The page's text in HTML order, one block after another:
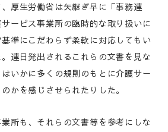
厚生労働省は矢継ぎ早に「事務連
ービス事業所の臨時的な取り扱いに
準にこだわらず柔軟に対応してもい
連日発出されるこれらの文書を見な
いかに多くの規則のもとに介護サー
かを感じさせられたりした。
所も、それらの文書等を参考にしな